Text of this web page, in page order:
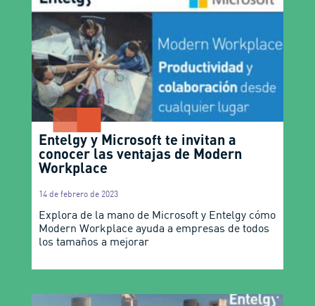
Entelgy y Microsoft te invitan a
conocer las ventajas de Modern
Workplace
14 de febrero de 2023
Explora de la mano de Microsoft y Entelgy cómo
Modern Workplace ayuda a empresas de todos
los tamaños a mejorar